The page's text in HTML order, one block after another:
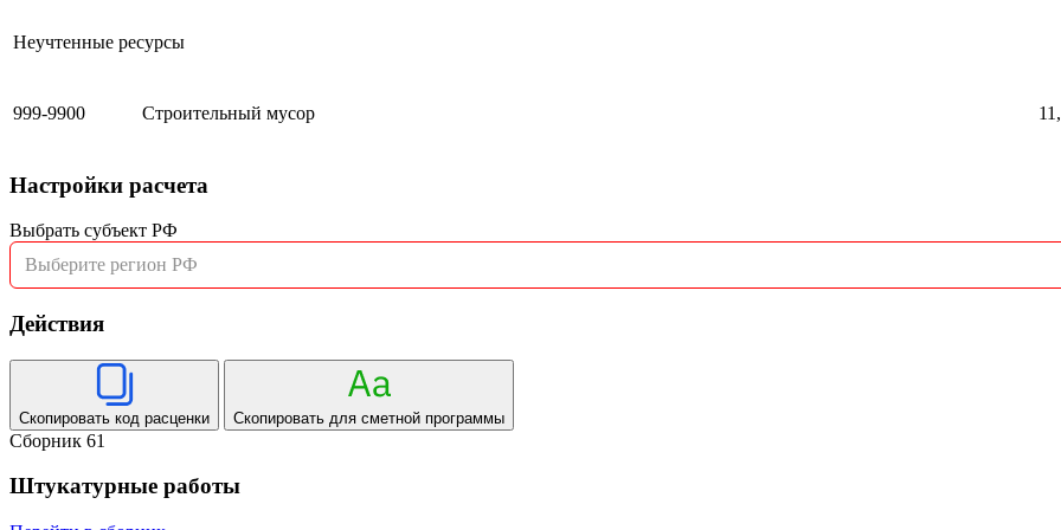
Неучтенные ресурсы
999-9900 Строительный мусор
Настройки расчета
Выбрать субъект РФ
Выберите регион РФ
Действия
Скопировать код расценки Скопировать для сметной программы
Сборник 61
Штукатурные работы